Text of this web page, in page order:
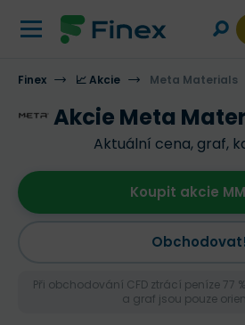
Finex 📈 Akcie Meta Materials
Akcie Meta
Aktuální cena, graf,
Obchodovat!
Koupit akcie
Při obchodování CFD ztrácí peníze 77
a graf jsou pouze